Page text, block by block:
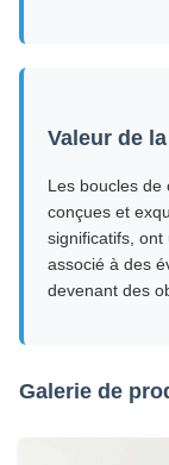
Valeur de
Les boucles de
conçues et
significatifs,
associé à des
devenant des
Galerie de